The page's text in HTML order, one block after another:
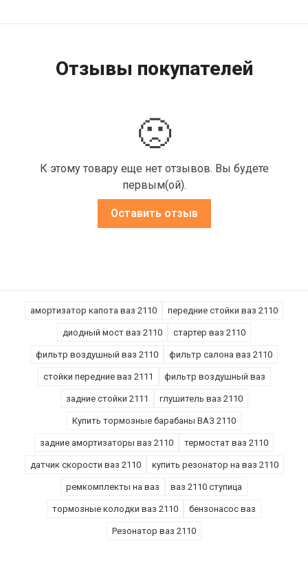
Отзывы покупателей
🙁
К этому товару еще нет отзывов. Вы будете
первым(ой).
Оставить отзыв
амортизатор капота ваз 2110 передние стойки ваз 2110
диодный мост ваз 2110 стартер ваз 2110
фильтр воздушный ваз 2110 фильтр салона ваз 2110
стойки передние ваз 2111 фильтр воздушный ваз
задние стойки 2111 глушитель ваз 2110
Купить тормозные барабаны ВАЗ 2110
задние амортизаторы ваз 2110 термостат ваз 2110
датчик скорости ваз 2110 купить резонатор на ваз 2110
ремкомплекты на ваз ваз 2110 ступица
тормозные колодки ваз 2110 бензонасос ваз
Резонатор ваз 2110